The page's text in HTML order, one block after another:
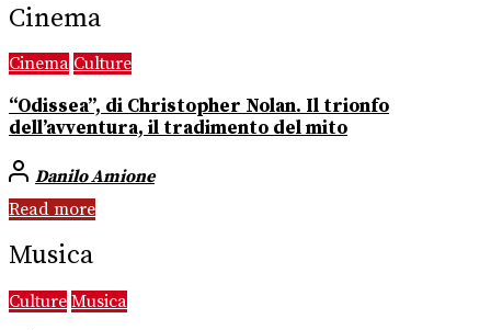
Cinema
Cinema Culture
“Odissea”, di Christopher Nolan. Il trionfo
dell’avventura, il tradimento del mito
Danilo Amione
Read more
Musica
Culture Musica